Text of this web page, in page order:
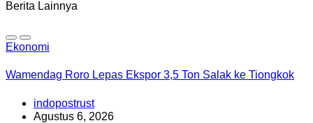
Berita Lainnya
Ekonomi
Wamendag Roro Lepas Ekspor 3,5 Ton Salak ke Tiongkok
indopostrust
Agustus 6, 2026